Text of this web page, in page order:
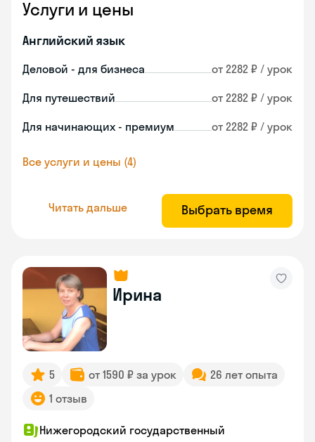
Услуги и цены
Английский язык
Деловой - для бизнеса от 2282 ₽ / урок
Для путешествий от 2282 ₽ / урок
Для начинающих - премиум от 2282 ₽ / урок
Все услуги и цены (4)
Читать дальше Выбрать время
Ирина
5 от 1590 ₽ за урок
26 лет опыта
1 отзыв
Нижегородский государственный